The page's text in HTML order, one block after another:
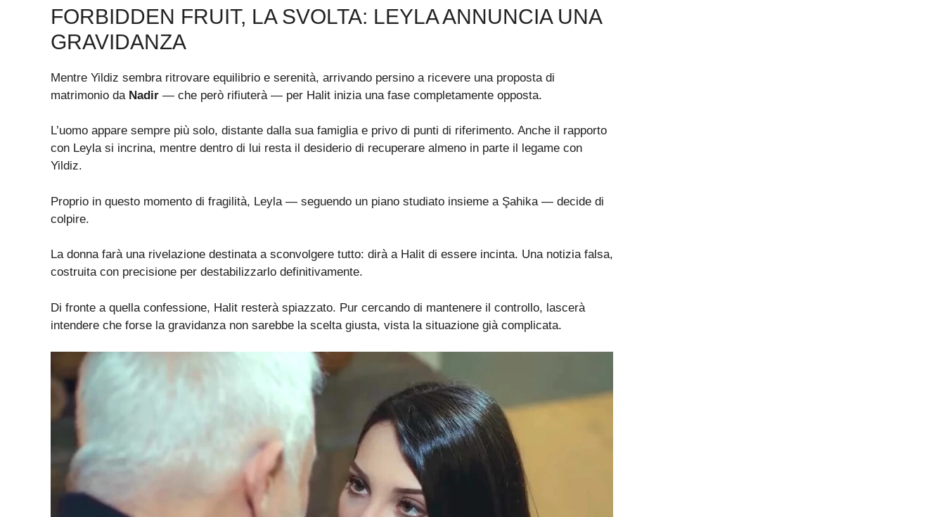
FORBIDDEN FRUIT, LA SVOLTA: LEYLA ANNUNCIA UNA
GRAVIDANZA
Mentre Yildiz sembra ritrovare equilibrio e serenità, arrivando persino a ricevere una proposta di
matrimonio da Nadir — che però rifiuterà — per Halit inizia una fase completamente opposta.
L’uomo appare sempre più solo, distante dalla sua famiglia e privo di punti di riferimento. Anche il rapporto
con Leyla si incrina, mentre dentro di lui resta il desiderio di recuperare almeno in parte il legame con
Yildiz.
Proprio in questo momento di fragilità, Leyla — seguendo un piano studiato insieme a Şahika — decide di
colpire.
La donna farà una rivelazione destinata a sconvolgere tutto: dirà a Halit di essere incinta. Una notizia falsa,
costruita con precisione per destabilizzarlo definitivamente.
Di fronte a quella confessione, Halit resterà spiazzato. Pur cercando di mantenere il controllo, lascerà
intendere che forse la gravidanza non sarebbe la scelta giusta, vista la situazione già complicata.